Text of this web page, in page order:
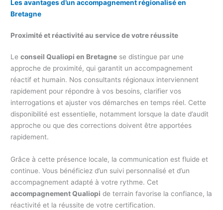
Les avantages d’un accompagnement régionalisé en
Bretagne
Proximité et réactivité au service de votre réussite
Leconseil Qualiopi en Bretagne se distingue par une
approche de proximité, qui garantit un accompagnement
réactif et humain. Nos consultants régionaux interviennent
rapidement pour répondre à vos besoins, clarifier vos
interrogations et ajuster vos démarches en temps réel. Cette
disponibilité est essentielle, notamment lorsque la date d’audit
approche ou que des corrections doivent être apportées
rapidement.
Grâce à cette présence locale, la communication est fluide et
continue. Vous bénéficiez d’un suivi personnalisé et d’un
accompagnement adapté à votre rythme. Cet
accompagnement Qualiopi de terrain favorise la confiance, la
réactivité et la réussite de votre certification.